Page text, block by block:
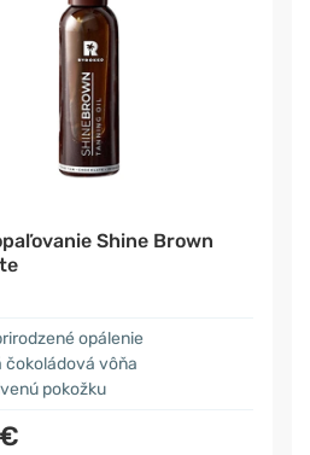
Shine Brown
opálenie
čokoládová vôňa
pokožku